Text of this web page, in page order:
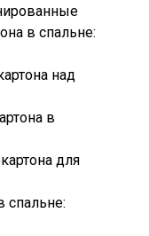
в спальне:
над
в
для
спальне: